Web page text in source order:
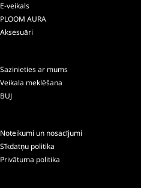
E-veikals
PLOOM AURA
Aksesuāri
Sazinieties ar mums
Veikala meklēšana
BUJ
Noteikumi un nosacījumi
Sīkdatņu politika
Privātuma politika